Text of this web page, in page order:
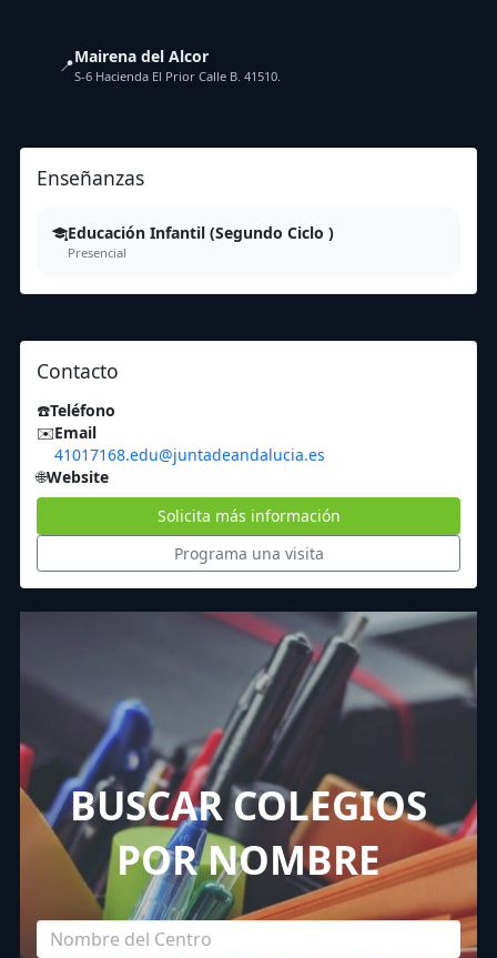
📍Mairena del Alcor
S-6 Hacienda El Prior Calle B. 41510.
Enseñanzas
Educación Infantil (Segundo Ciclo )
Presencial
Contacto
☎️Teléfono
✉️Email
41017168.edu@juntadeandalucia.es
🌐Website
Solicita más información
Programa una visita
BUSCAR COLEGIOS
POR NOMBRE